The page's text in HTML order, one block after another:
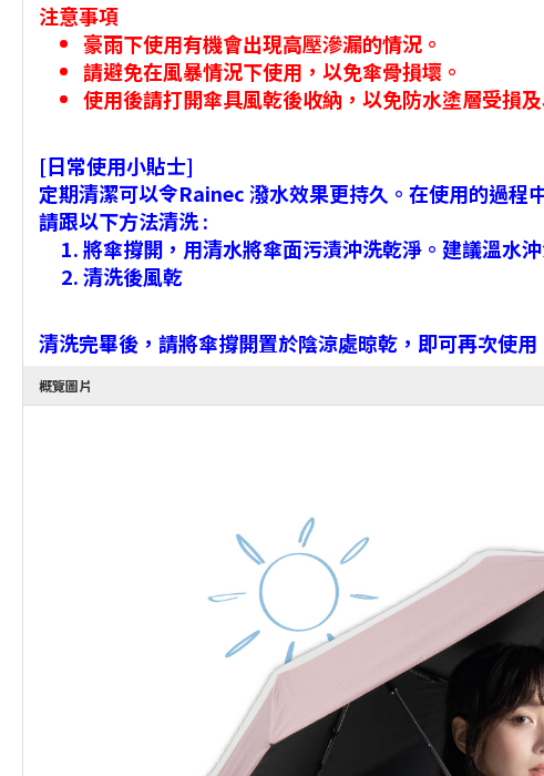
注意事項
豪雨下使用有機會出現高壓滲漏的情況。
請避免在風暴情況下使用，以免傘骨損壞。
使用後請打開傘具風乾後收納，以免防水塗層受損
[日常使用小貼士]
定期清潔可以令Rainec 潑水效果更持久。在使用的過程
請跟以下方法清洗 :
將傘撐開，用清水將傘面污漬沖洗乾淨。建議溫水
清洗後風乾
清洗完畢後，請將傘撐開置於陰涼處晾乾，即可再次使用
概覽圖片